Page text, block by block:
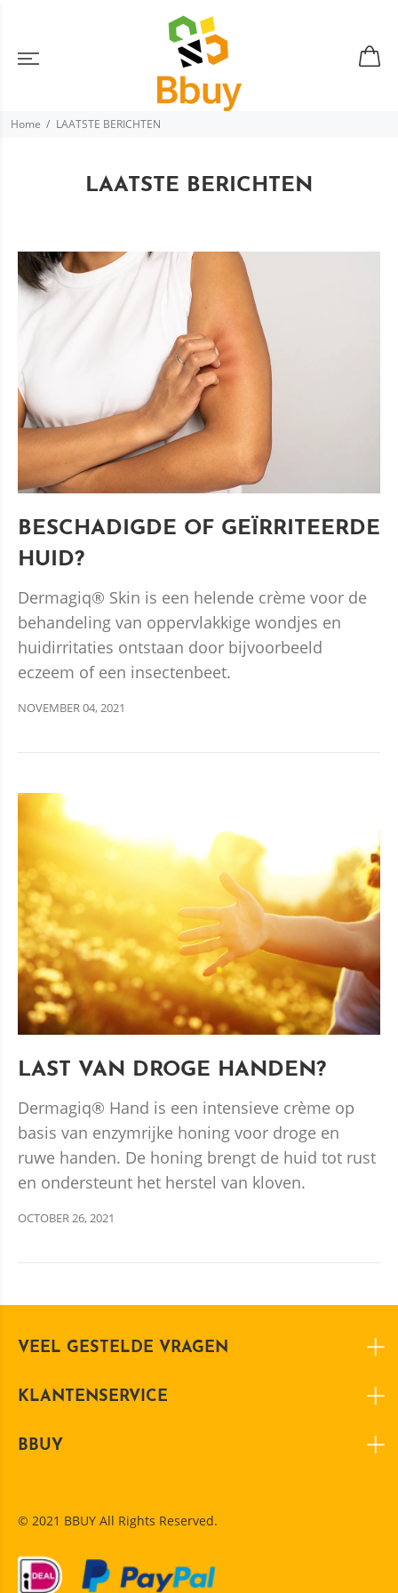
Home LAATSTE BERICHTEN
LAATSTE BERICHTEN
BESCHADIGDE OF GEÏRRITEERDE
HUID?
Dermagiq® Skin is een helende crème voor de
behandeling van oppervlakkige wondjes en
huidirritaties ontstaan door bijvoorbeeld
eczeem of een insectenbeet.
NOVEMBER 04, 2021
LAST VAN DROGE HANDEN?
Dermagiq® Hand is een intensieve crème op
basis van enzymrijke honing voor droge en
ruwe handen. De honing brengt de huid tot rust
en ondersteunt het herstel van kloven.
OCTOBER 26, 2021
VEEL GESTELDE VRAGEN
KLANTENSERVICE
BBUY
© 2021 BBUY All Rights Reserved.